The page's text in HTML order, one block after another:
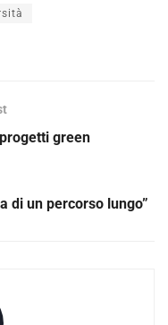
green
di un percorso lungo”